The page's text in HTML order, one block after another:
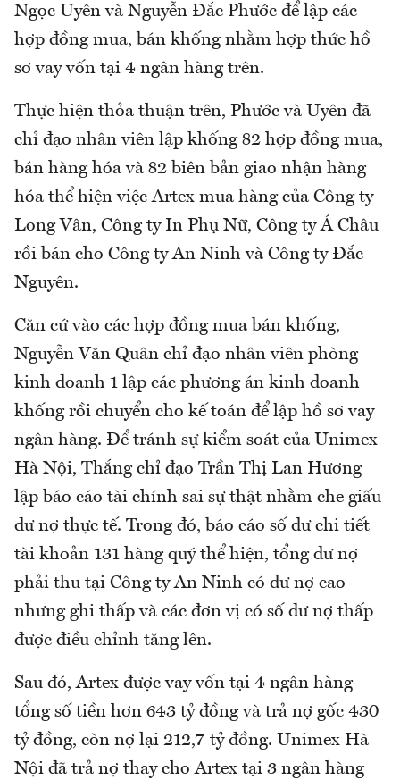
Ngọc Uyên và Nguyễn Đắc Phước để lập các
hợp đồng mua, bán khống nhằm hợp thức hồ
sơ vay vốn tại 4 ngân hàng trên.
Thực hiện thỏa thuận trên, Phước và Uyên đã
chỉ đạo nhân viên lập khống 82 hợp đồng mua,
bán hàng hóa và 82 biên bản giao nhận hàng
hóa thể hiện việc Artex mua hàng của Công ty
Long Vân, Công ty In Phụ Nữ, Công ty Á Châu
rồi bán cho Công ty An Ninh và Công ty Đắc
Nguyên.
Căn cứ vào các hợp đồng mua bán khống,
Nguyễn Văn Quân chỉ đạo nhân viên phòng
kinh doanh 1 lập các phương án kinh doanh
khống rồi chuyển cho kế toán để lập hồ sơ vay
ngân hàng. Để tránh sự kiểm soát của Unimex
Hà Nội, Thắng chỉ đạo Trần Thị Lan Hương
lập báo cáo tài chính sai sự thật nhằm che giấu
dư nợ thực tế. Trong đó, báo cáo số dư chi tiết
tài khoản 131 hàng quý thể hiện, tổng dư nợ
phải thu tại Công ty An Ninh có dư nợ cao
nhưng ghi thấp và các đơn vị có số dư nợ thấp
được điều chỉnh tăng lên.
Sau đó, Artex được vay vốn tại 4 ngân hàng
tổng số tiền hơn 643 tỷ đồng và trả nợ gốc 430
tỷ đồng, còn nợ lại 212,7 tỷ đồng. Unimex Hà
Nội đã trả nợ thay cho Artex tại 3 ngân hàng